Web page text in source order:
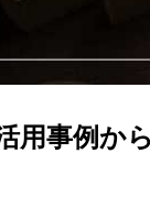
用事例か